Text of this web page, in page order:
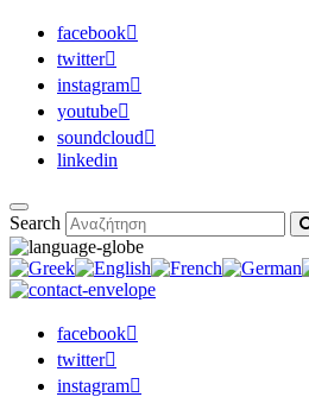
facebook
twitter
instagram
youtube
soundcloud
linkedin
Search
facebook
twitter
instagram